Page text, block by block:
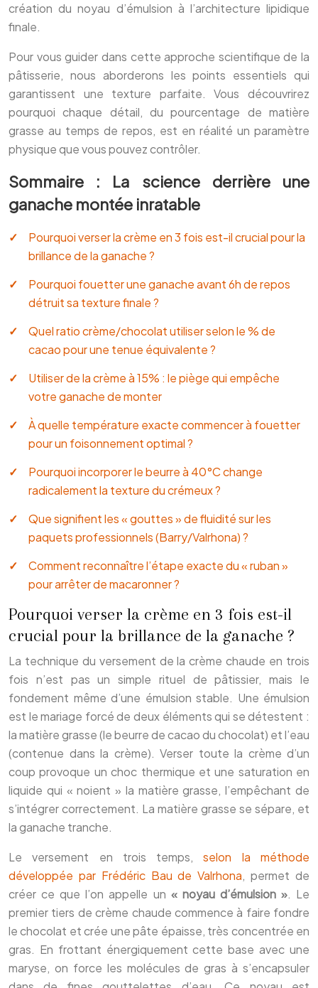
création du noyau d’émulsion à l’architecture lipidique
finale.
Pour vous guider dans cette approche scientifique de la
pâtisserie, nous aborderons les points essentiels qui
garantissent une texture parfaite. Vous découvrirez
pourquoi chaque détail, du pourcentage de matière
grasse au temps de repos, est en réalité un paramètre
physique que vous pouvez contrôler.
Sommaire : La science derrière une
ganache montée inratable
Pourquoi verser la crème en 3 fois est-il crucial pour la
brillance de la ganache ?
Pourquoi fouetter une ganache avant 6h de repos
détruit sa texture finale ?
Quel ratio crème/chocolat utiliser selon le % de
cacao pour une tenue équivalente ?
Utiliser de la crème à 15% : le piège qui empêche
votre ganache de monter
À quelle température exacte commencer à fouetter
pour un foisonnement optimal ?
Pourquoi incorporer le beurre à 40°C change
radicalement la texture du crémeux ?
Que signifient les « gouttes » de fluidité sur les
paquets professionnels (Barry/Valrhona) ?
Comment reconnaître l’étape exacte du « ruban »
pour arrêter de macaronner ?
Pourquoi verser la crème en 3 fois est-il
crucial pour la brillance de la ganache ?
La technique du versement de la crème chaude en trois
fois n’est pas un simple rituel de pâtissier, mais le
fondement même d’une émulsion stable. Une émulsion
est le mariage forcé de deux éléments qui se détestent :
la matière grasse (le beurre de cacao du chocolat) et l’eau
(contenue dans la crème). Verser toute la crème d’un
coup provoque un choc thermique et une saturation en
liquide qui « noient » la matière grasse, l’empêchant de
s’intégrer correctement. La matière grasse se sépare, et
la ganache tranche.
Le versement en trois temps,selon la méthode
développée par Frédéric Bau de Valrhona, permet de
créer ce que l’on appelle un « noyau d’émulsion ». Le
premier tiers de crème chaude commence à faire fondre
le chocolat et crée une pâte épaisse, très concentrée en
gras. En frottant énergiquement cette base avec une
maryse, on force les molécules de gras à s’encapsuler